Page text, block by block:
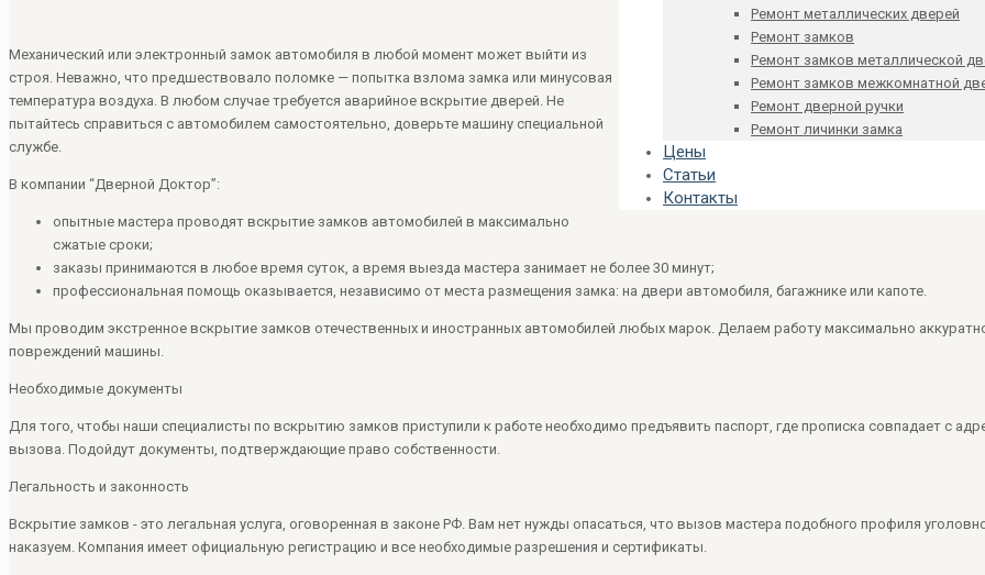
Ремонт металлических дверей
Ремонт замков
Ремонт замков металлической
Ремонт замков межкомнатной
Ремонт дверной ручки
Ремонт личинки замка
Цены
Статьи
Контакты
Механический или электронный замок автомобиля в любой момент может выйти из
строя. Неважно, что предшествовало поломке — попытка взлома замка или минусовая
температура воздуха. В любом случае требуется аварийное вскрытие дверей. Не
пытайтесь справиться с автомобилем самостоятельно, доверьте машину специальной
службе.
В компании “Дверной Доктор”:
опытные мастера проводят вскрытие замков автомобилей в максимально
сжатые сроки;
заказы принимаются в любое время суток, а время выезда мастера занимает не более 30 минут;
профессиональная помощь оказывается, независимо от места размещения замка: на двери автомобиля, багажнике или капоте.
Мы проводим экстренное вскрытие замков отечественных и иностранных автомобилей любых марок. Делаем работу максимально
повреждений машины.
Необходимые документы
Для того, чтобы наши специалисты по вскрытию замков приступили к работе необходимо предъявить паспорт, где прописка совпадает с
вызова. Подойдут документы, подтверждающие право собственности.
Легальность и законность
Вскрытие замков - это легальная услуга, оговоренная в законе РФ. Вам нет нужды опасаться, что вызов мастера подобного профиля
наказуем. Компания имеет официальную регистрацию и все необходимые разрешения и сертификаты.